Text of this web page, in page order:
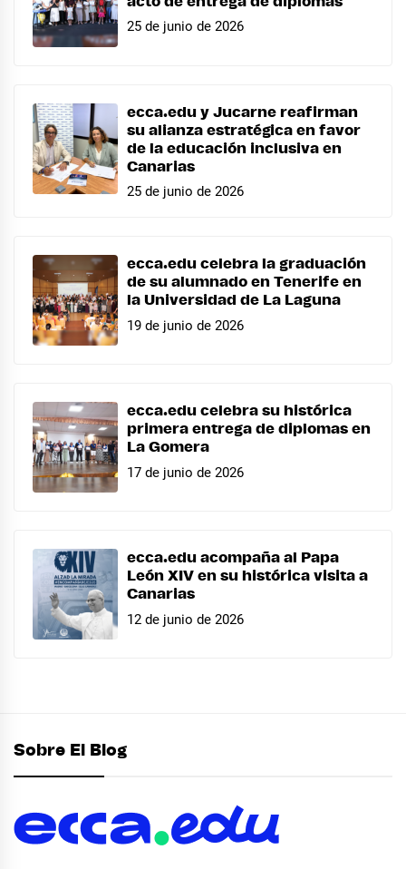
25 de junio de 2026
ecca.edu y Jucarne reafirman
su alianza estratégica en favor
de la educación inclusiva en
Canarias
25 de junio de 2026
ecca.edu celebra la graduación
de su alumnado en Tenerife en
la Universidad de La Laguna
19 de junio de 2026
ecca.edu celebra su histórica
primera entrega de diplomas en
La Gomera
17 de junio de 2026
ecca.edu acompaña al Papa
León XIV en su histórica visita a
Canarias
12 de junio de 2026
Sobre El Blog